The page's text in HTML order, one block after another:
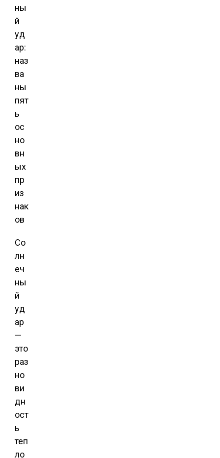
Со
лн
еч
ны
й
уд
ар
—
это
раз
но
ви
дн
ост
ь
теп
ло